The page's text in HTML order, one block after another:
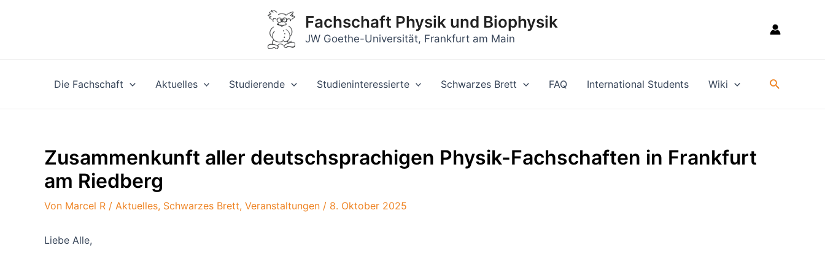
Fachschaft Physik und Biophysik
JW Goethe-Universität, Frankfurt am Main
Die Fachschaft Aktuelles Studierende Studieninteressierte Schwarzes Brett FAQ International Students Wiki Suche
Zusammenkunft aller deutschsprachigen Physik-Fachschaften in Frankfurt
am Riedberg
Von Marcel R / Aktuelles, Schwarzes Brett, Veranstaltungen / 8. Oktober 2025
Liebe Alle,